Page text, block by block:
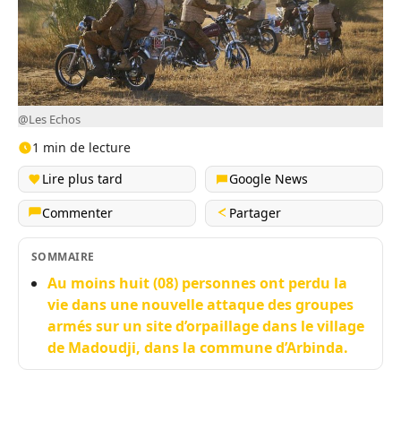
@Les Echos
1 min de lecture
Lire plus tard
Google News
Commenter
Partager
SOMMAIRE
Au moins huit (08) personnes ont perdu la
vie dans une nouvelle attaque des groupes
armés sur un site d’orpaillage dans le village
de Madoudji, dans la commune d’Arbinda.